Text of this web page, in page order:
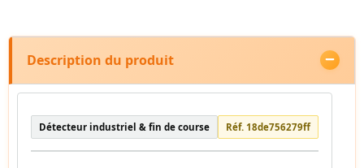
Description du produit
Détecteur industriel & fin de course Réf. 18de756279ff